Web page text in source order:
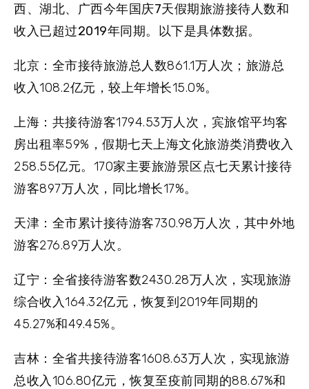
西、湖北、广西今年国庆7天假期旅游接待人数和
收入已超过2019年同期。以下是具体数据。
北京： 全市接待旅游总人数861.1万人次；旅游总
收入108.2亿元，较上年增长15.0%。
上海： 共接待游客1794.53万人次，宾旅馆平均客
房出租率59%，假期七天上海文化旅游类消费收入
258.55亿元。170家主要旅游景区点七天累计接待
游客897万人次，同比增长17%。
天津： 全市累计接待游客730.98万人次，其中外地
游客276.89万人次。
辽宁： 全省接待游客数2430.28万人次，实现旅游
综合收入164.32亿元，恢复到2019年同期的
45.27%和49.45%。
吉林： 全省共接待游客1608.63万人次，实现旅游
总收入106.80亿元，恢复至疫前同期的88.67%和